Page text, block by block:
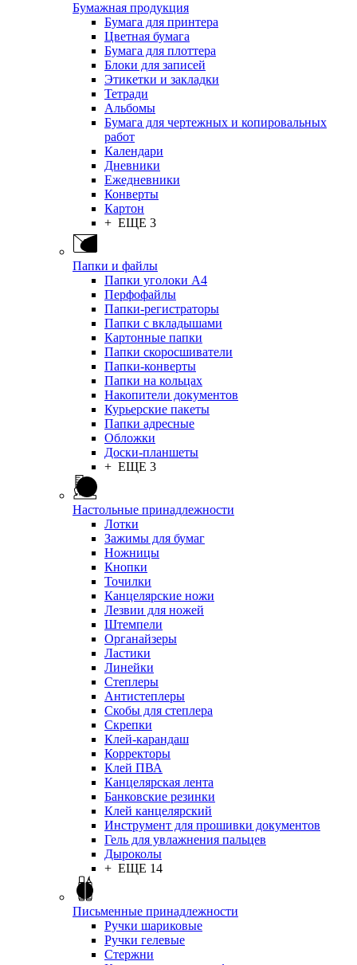
Бумажная продукция
Бумага для принтера
Цветная бумага
Бумага для плоттера
Блоки для записей
Этикетки и закладки
Тетради
Альбомы
Бумага для чертежных и копировальных
работ
Календари
Дневники
Ежедневники
Конверты
Картон
+ ЕЩЕ 3
Папки и файлы
Папки уголоки А4
Перфофайлы
Папки-регистраторы
Папки с вкладышами
Картонные папки
Папки скоросшиватели
Папки-конверты
Папки на кольцах
Накопители документов
Курьерские пакеты
Папки адресные
Обложки
Доски-планшеты
+ ЕЩЕ 3
Настольные принадлежности
Лотки
Зажимы для бумаг
Ножницы
Кнопки
Точилки
Канцелярские ножи
Лезвии для ножей
Штемпели
Органайзеры
Ластики
Линейки
Степлеры
Антистеплеры
Скобы для степлера
Скрепки
Клей-карандаш
Корректоры
Клей ПВА
Канцелярская лента
Банковские резинки
Клей канцелярский
Инструмент для прошивки документов
Гель для увлажнения пальцев
Дыроколы
+ ЕЩЕ 14
Письменные принадлежности
Ручки шариковые
Ручки гелевые
Стержни